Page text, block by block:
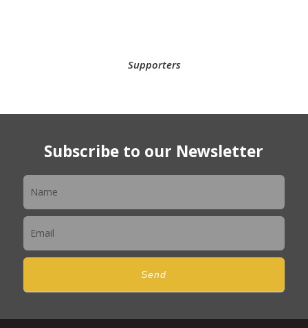
Supporters
Subscribe to our Newsletter
Send